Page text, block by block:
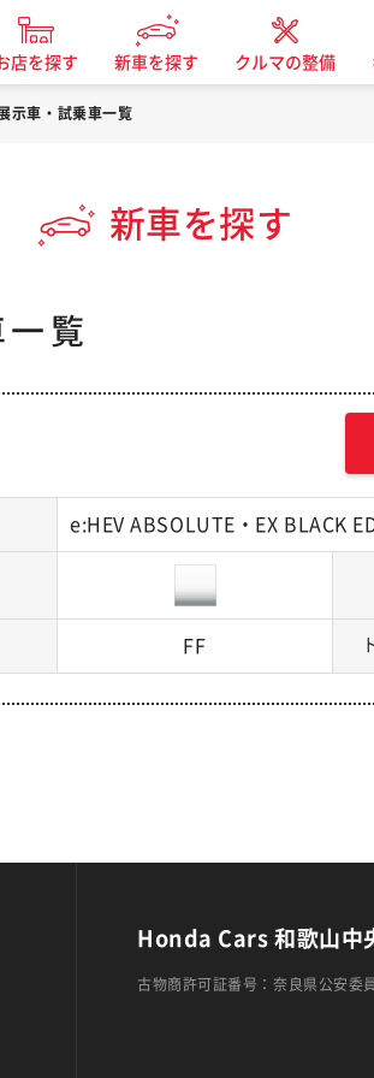
店を探す 新車を探す クルマの整備
示車・試乗車一覧
新車を探す
覧
e:HEV ABSOLUTE・EX BLACK
FF
Honda Cars 和歌山中
古物商許可証番号：奈良県公安委